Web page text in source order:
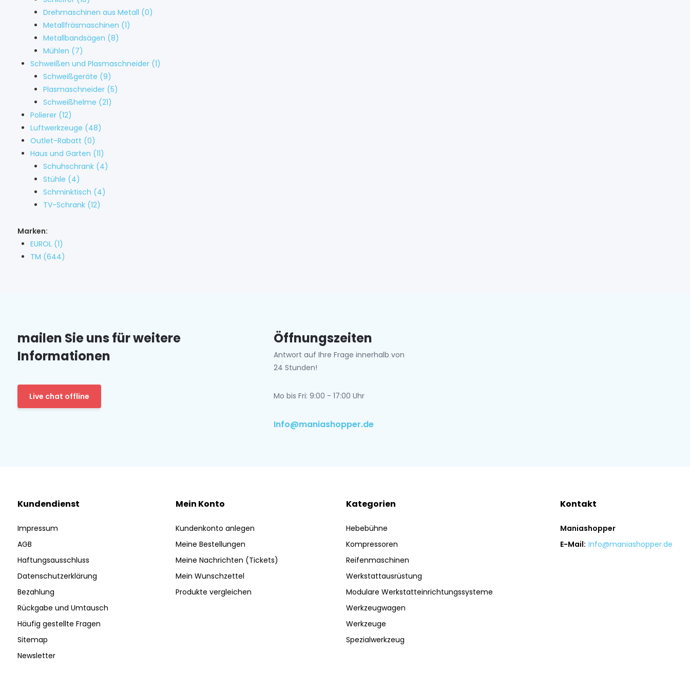
Drehmaschinen aus Metall (0)
Metallfräsmaschinen (1)
Metallbandsägen (8)
Mühlen (7)
Schweißen und Plasmaschneider (1)
Schweißgeräte (9)
Plasmaschneider (5)
Schweißhelme (21)
Polierer (12)
Luftwerkzeuge (48)
Outlet-Rabatt (0)
Haus und Garten (11)
Schuhschrank (4)
Stühle (4)
Schminktisch (4)
TV-Schrank (12)
Marken:
EUROL (1)
TM (644)
mailen Sie uns für weitere
Informationen
Live chat offline
Öffnungszeiten
Antwort auf Ihre Frage innerhalb von
24 Stunden!
Mo bis Fri: 9:00 - 17:00 Uhr
Info@maniashopper.de
Kundendienst
Impressum
AGB
Haftungsausschluss
Datenschutzerklärung
Bezahlung
Rückgabe und Umtausch
Häufig gestellte Fragen
Sitemap
Newsletter
Mein Konto
Kundenkonto anlegen
Meine Bestellungen
Meine Nachrichten (Tickets)
Mein Wunschzettel
Produkte vergleichen
Kategorien
Hebebühne
Kompressoren
Reifenmaschinen
Werkstattausrüstung
Modulare Werkstatteinrichtungssysteme
Werkzeugwagen
Werkzeuge
Spezialwerkzeug
Kontakt
Maniashopper
E-Mail: Info@maniashopper.de